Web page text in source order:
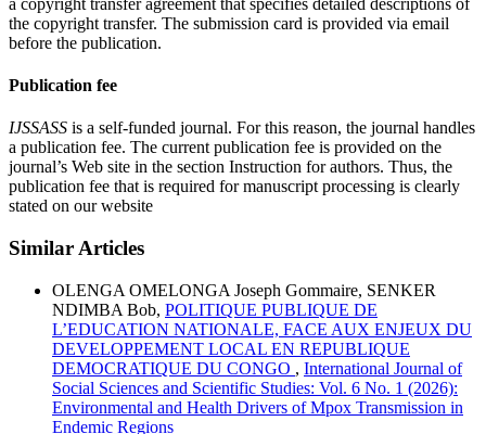
the copyright transfer. The submission card is provided via email
before the publication.
Publication fee
IJSSASS is a self-funded journal. For this reason, the journal handles
a publication fee. The current publication fee is provided on the
journal’s Web site in the section Instruction for authors. Thus, the
publication fee that is required for manuscript processing is clearly
stated on our website
Similar Articles
OLENGA OMELONGA Joseph Gommaire, SENKER
NDIMBA Bob, POLITIQUE PUBLIQUE DE
L’EDUCATION NATIONALE, FACE AUX ENJEUX DU
DEVELOPPEMENT LOCAL EN REPUBLIQUE
DEMOCRATIQUE DU CONGO , International Journal of
Social Sciences and Scientific Studies: Vol. 6 No. 1 (2026):
Environmental and Health Drivers of Mpox Transmission in
Endemic Regions